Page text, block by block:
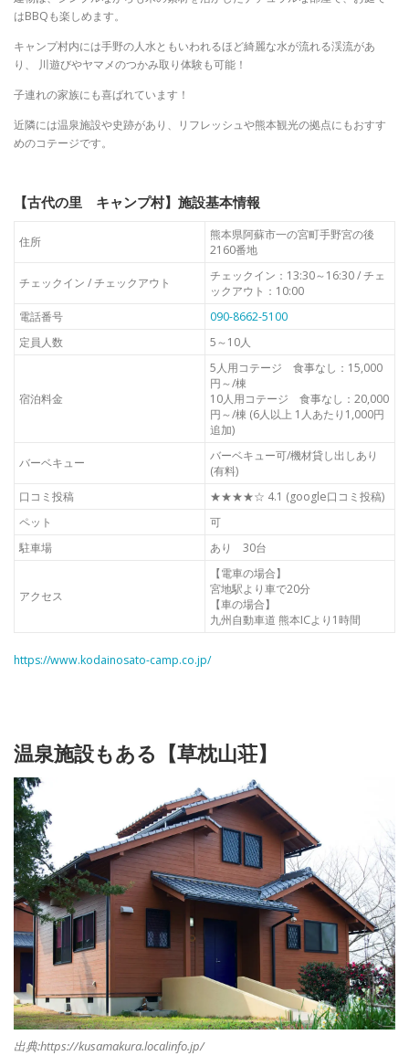
はBBQも楽しめます。
キャンプ村内には手野の人水ともいわれるほど綺麗な水が流れる渓流があ
り、
川遊びやヤマメのつかみ取り体験も可能！
子連れの家族にも喜ばれています！
近隣には温泉施設や史跡があり、リフレッシュや熊本観光の拠点にもおすす
めのコテージです。
【古代の里 キャンプ村】施設基本情報
住所
熊本県阿蘇市一の宮町手野宮の後
2160番地
チェックイン / チェックアウト
チェックイン：13:30～16:30 / チェ
ックアウト：10:00
電話番号
090-8662-5100
定員人数
5～10人
宿泊料金
5人用コテージ 食事なし：15,000
円～/棟
10人用コテージ 食事なし：20,000
円～/棟 (6人以上 1人あたり1,000円
追加)
バーベキュー
バーベキュー可/機材貸し出しあり
(有料)
口コミ投稿
★★★★☆ 4.1 (google口コミ投稿)
ペット
可
駐車場
あり 30台
アクセス
【電車の場合】
宮地駅より車で20分
【車の場合】
九州自動車道 熊本ICより1時間
https://www.kodainosato-camp.co.jp/
温泉施設もある【草枕山荘】
出典:https://kusamakura.localinfo.jp/